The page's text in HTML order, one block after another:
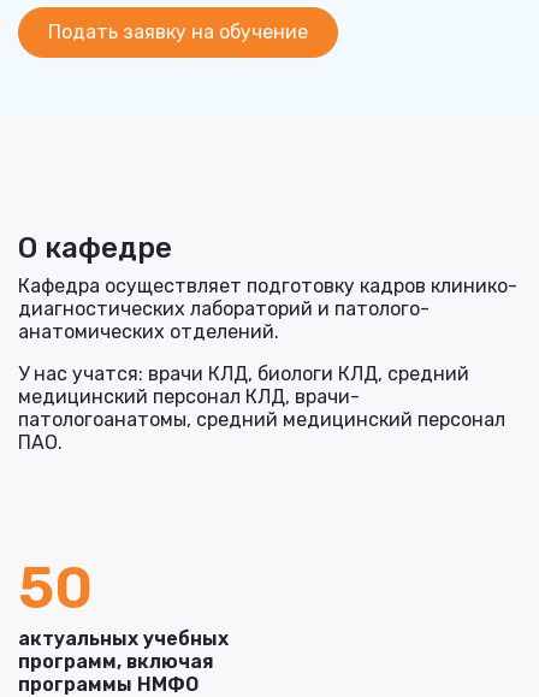
Подать заявку на обучение
О кафедре
Кафедра осуществляет подготовку кадров клинико-
диагностических лабораторий и патолого-
анатомических отделений.
У нас учатся: врачи КЛД, биологи КЛД, средний
медицинский персонал КЛД, врачи-
патологоанатомы, средний медицинский персонал
ПАО.
50
актуальных учебных
программ, включая
программы НМФО